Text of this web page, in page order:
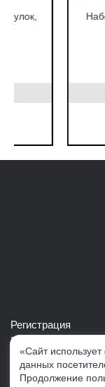
Набор
Регистрация
Войти в свой
Скачать каталог
«Сайт
данных
Продолжение